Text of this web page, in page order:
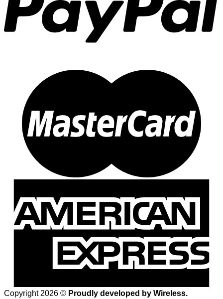
Copyright 2026 © Proudly developed by Wireless.